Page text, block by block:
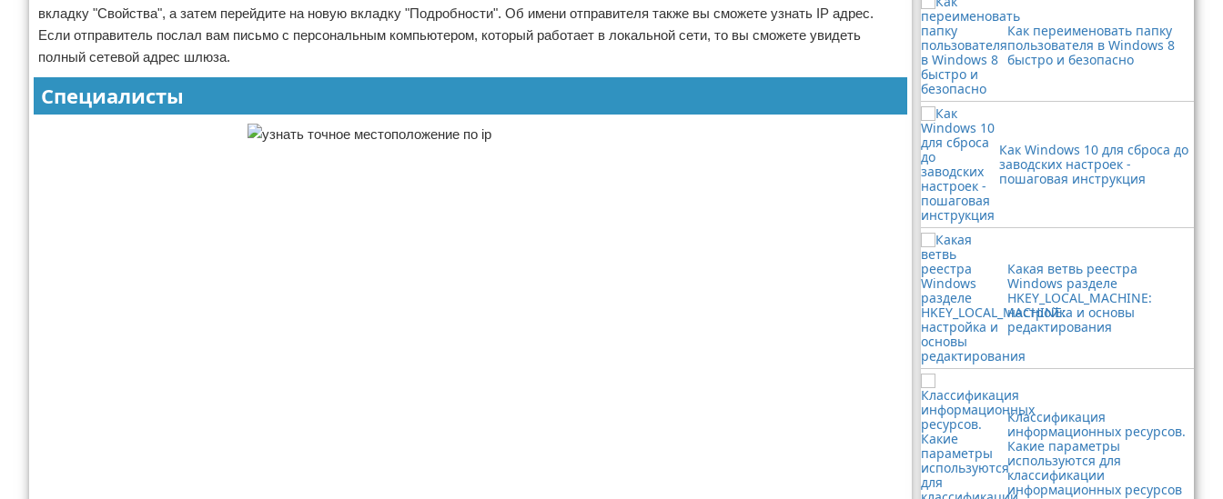
вкладку "Свойства", а затем перейдите на новую вкладку "Подробности". Об имени отправителя также вы сможете узнать IP адрес.
Если отправитель послал вам письмо с персональным компьютером, который работает в локальной сети, то вы сможете увидеть
полный сетевой адрес шлюза.
Специалисты
Как переименовать папку
пользователя в Windows 8
быстро и безопасно
Как Windows 10 для сброса до
заводских настроек -
пошаговая инструкция
Какая ветвь реестра
Windows разделе
HKEY_LOCAL_MACHINE:
настройка и основы
редактирования
Классификация
информационных ресурсов.
Какие параметры
используются для
классификации
информационных ресурсов